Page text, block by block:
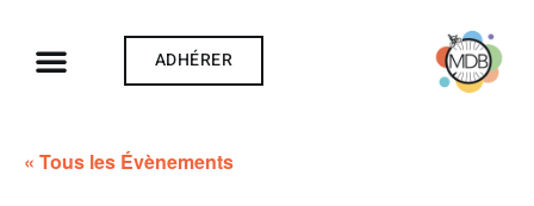
ADHÉRER
« Tous les Évènements